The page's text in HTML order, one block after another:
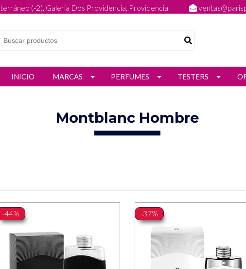
(-2), Galeria Dos Providencia, Providencia
INICIO MARCAS PERFUMES TESTERS
Montblanc Hombre
-44% -37%